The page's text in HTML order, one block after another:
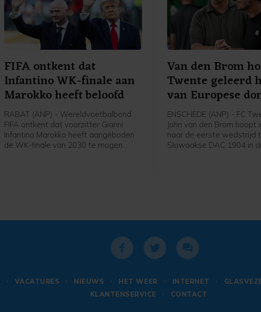
FIFA ontkent dat
Infantino WK-finale aan
Marokko heeft beloofd
RABAT (ANP) - Wereldvoetbalbond
FIFA ontkent dat voorzitter Gianni
Infantino Marokko heeft aangeboden
de WK-finale van 2030 te mogen
Van den Brom
Twente geleerd
van Europese
ENSCHEDE (ANP) - FC
John van den Brom hoopt
naar de eerste wedstrijd
Slowaakse DAC 1904 in
VACATURES NIEUWS HET WEER INTERNET
KLANTENSERVICE
CONTACT